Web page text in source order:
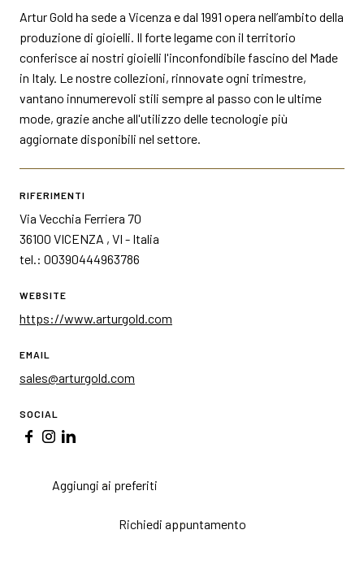
Artur Gold ha sede a Vicenza e dal 1991 opera nell’ambito della
produzione di gioielli. Il forte legame con il territorio
conferisce ai nostri gioielli l'inconfondibile fascino del Made
in Italy. Le nostre collezioni, rinnovate ogni trimestre,
vantano innumerevoli stili sempre al passo con le ultime
mode, grazie anche all'utilizzo delle tecnologie più
aggiornate disponibili nel settore.
RIFERIMENTI
Via Vecchia Ferriera 70
36100 VICENZA , VI - Italia
tel.: 00390444963786
WEBSITE
https://www.arturgold.com
EMAIL
sales@arturgold.com
SOCIAL
Aggiungi ai preferiti
Richiedi appuntamento